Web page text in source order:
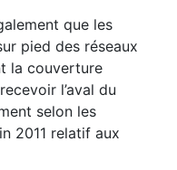
que les
pied des réseaux
la couverture
l’aval du
selon les
2011 relatif aux